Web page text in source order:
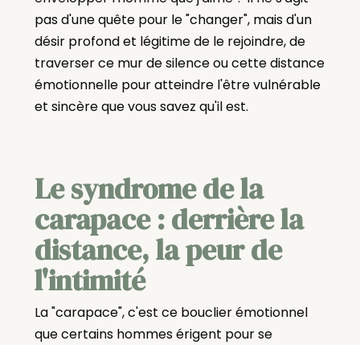
pas d'une quête pour le "changer", mais d'un
désir profond et légitime de le rejoindre, de
traverser ce mur de silence ou cette distance
émotionnelle pour atteindre l'être vulnérable
et sincère que vous savez qu'il est.
Le syndrome de la
carapace : derrière la
distance, la peur de
l'intimité
La "carapace", c'est ce bouclier émotionnel
que certains hommes érigent pour se